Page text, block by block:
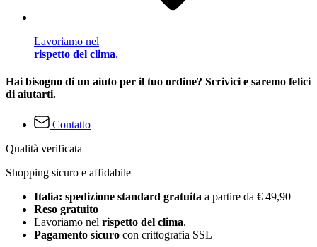
Lavoriamo nel
rispetto del clima.
Hai bisogno di un aiuto per il tuo ordine? Scrivici e saremo felici
di aiutarti.
Contatto
Qualità verificata
Shopping sicuro e affidabile
Italia: spedizione standard gratuita a partire da € 49,90
Reso gratuito
Lavoriamo nel rispetto del clima.
Pagamento sicuro con crittografia SSL